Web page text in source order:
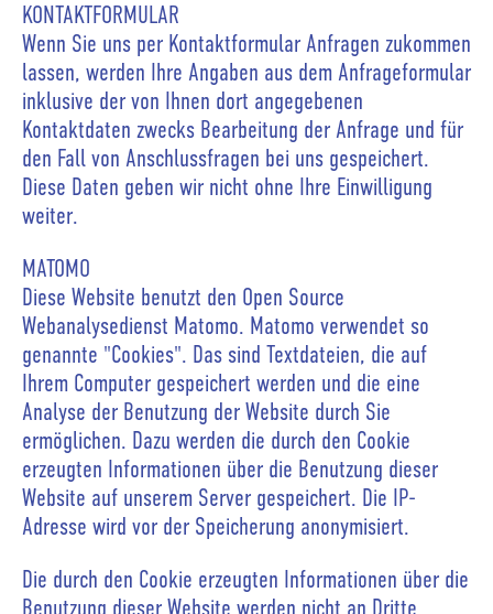
KONTAKTFORMULAR
Wenn Sie uns per Kontaktformular Anfragen zukommen
lassen, werden Ihre Angaben aus dem Anfrageformular
inklusive der von Ihnen dort angegebenen
Kontaktdaten zwecks Bearbeitung der Anfrage und für
den Fall von Anschlussfragen bei uns gespeichert.
Diese Daten geben wir nicht ohne Ihre Einwilligung
weiter.
MATOMO
Diese Website benutzt den Open Source
Webanalysedienst Matomo. Matomo verwendet so
genannte "Cookies". Das sind Textdateien, die auf
Ihrem Computer gespeichert werden und die eine
Analyse der Benutzung der Website durch Sie
ermöglichen. Dazu werden die durch den Cookie
erzeugten Informationen über die Benutzung dieser
Website auf unserem Server gespeichert. Die IP-
Adresse wird vor der Speicherung anonymisiert.
Die durch den Cookie erzeugten Informationen über die